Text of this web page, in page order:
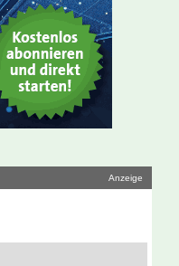
Anzeige